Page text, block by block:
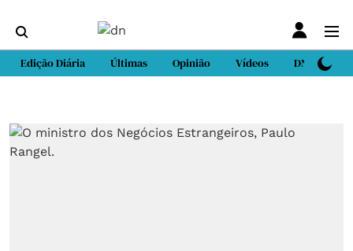
Edição Diária Últimas Opinião Vídeos DN Sport